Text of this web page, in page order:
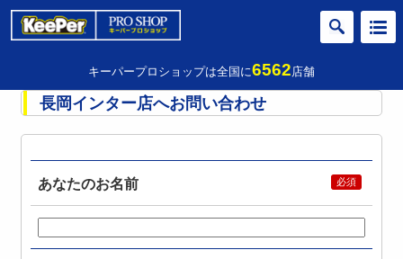
キーパープロショップは全国に6562店舗
長岡インター店へお問い合わせ
あなたのお名前